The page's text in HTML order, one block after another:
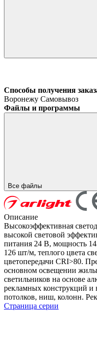
Способы получения
Воронежу Самовывоз
Файлы и программы
Все файлы
Описание
Высокоэффективная
высокой световой
питания 24 В, мощность
126 шт/м, теплого цвета
цветопередачи CRI>80.
основном освещении
светильников на основе
рекламных конструкций и
потолков, ниш, колонн.
Страница серии